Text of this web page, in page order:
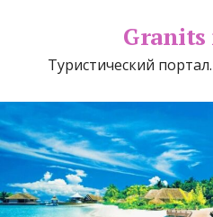
Туристический